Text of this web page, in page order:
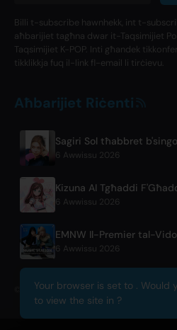
Billi t-subscribe hawnhekk, int t-
aħbarijiet tagħna dwar it-Taqsimijiet
Taqsimijiet K-POP. Inti għandek
tikklikkja fuq il-link fl-email li tirċievu.
Aħbarijiet Riċenti
6 Awwissu 2026
6 Awwissu 2026
6 Awwissu 2026
© 2026 OnlyHit. All rights reserved. -
Your browser is set to . Would
to view the site in ?